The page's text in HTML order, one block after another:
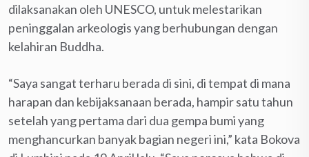
dilaksanakan oleh UNESCO, untuk melestarikan
peninggalan arkeologis yang berhubungan dengan
kelahiran Buddha.
“Saya sangat terharu berada di sini, di tempat di mana
harapan dan kebijaksanaan berada, hampir satu tahun
setelah yang pertama dari dua gempa bumi yang
menghancurkan banyak bagian negeri ini,” kata Bokova